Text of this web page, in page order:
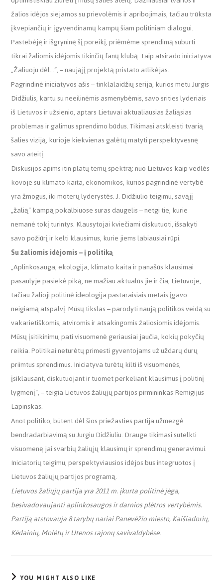
žalios idėjos siejamos su prievolėmis ir apribojimais, tačiau trūksta
įkvepiančių ir įgyvendinamų kampų šiam politiniam dialogui.
Pastebėję ir išgryninę šį poreikį, priėmėme sprendimą suburti
tikrai žaliomis idėjomis tikinčių fanų klubą. Taip atsirado iniciatyva
„Žaliuoju dėl…“, – naująjį projektą pristato atlikėjas.
Pagrindinė iniciatyvos ašis – tinklalaidžių serija, kurios metu Jurgis
Didžiulis, kartu su neeilinėmis asmenybėmis, savo srities lyderiais
iš Lietuvos ir užsienio, aptars Lietuvai aktualiausias žaliąsias
problemas ir galimus sprendimo būdus. Tikimasi atskleisti tvarią
šalies viziją, kurioje kiekvienas galėtų matyti perspektyvesnę
savo ateitį.
Diskusijos apims itin platų temų spektrą: nuo Lietuvos kaip vedlės
kovoje su klimato kaita, ekonomikos, kurios pagrindinė vertybė
yra žmogus, iki moterų lyderystės. J. Didžiulio teigimu, savąjį
„žalią“ kampą pokalbiuose suras daugelis – netgi tie, kurie
nemanė tokį turintys. Klausytojai kviečiami diskutuoti, išsakyti
savo požiūrį ir kelti klausimus, kurie jiems labiausiai rūpi.
Su žaliomis idėjomis – į politiką
„Aplinkosauga, ekologija, klimato kaita ir panašūs klausimai
pasaulyje pasiekė piką, ne mažiau aktualūs jie ir čia, Lietuvoje,
tačiau žalioji politinė ideologija pastaraisiais metais įgavo
neigiamą atspalvį. Mūsų tikslas – parodyti naują politikos veidą su
vakarietiškomis, atviromis ir atsakingomis žaliosiomis idėjomis.
Mūsų įsitikinimu, pati visuomenė geriausiai jaučia, kokių pokyčių
reikia. Politikai neturėtų primesti gyventojams už uždarų durų
priimtus sprendimus. Iniciatyva turėtų kilti iš visuomenės,
įsiklausant, diskutuojant ir tuomet perkeliant klausimus į politinį
lygmenį“, – teigia Lietuvos žaliųjų partijos pirmininkas Remigijus
Lapinskas.
Anot politiko, būtent dėl šios priežasties partija užmezgė
bendradarbiavimą su Jurgiu Didžiuliu. Drauge tikimasi sutelkti
visuomenę jai svarbių žaliųjų klausimų ir sprendimų generavimui.
Iniciatorių teigimu, perspektyviausios idėjos bus integruotos į
Lietuvos žaliųjų partijos programą.
Lietuvos žaliųjų partija yra 2011 m. įkurta politinė jėga,
besivadovaujanti aplinkosaugos ir darnios plėtros vertybėmis.
Partiją atstovauja 8 tarybų nariai Panevėžio miesto, Kaišiadorių,
Kėdainių, Molėtų ir Utenos rajonų savivaldybėse.
YOU MIGHT ALSO LIKE